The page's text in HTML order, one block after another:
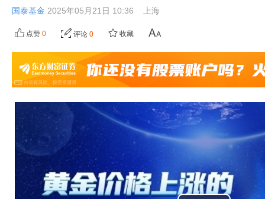
国泰基金 2025年05月21日 10:36 上海
点赞 0 评论 0 收藏